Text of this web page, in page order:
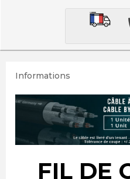
Informations
FIL DE